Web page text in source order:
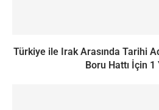
Türkiye ile Irak Arasında Tarihi
Boru Hattı İçin 1